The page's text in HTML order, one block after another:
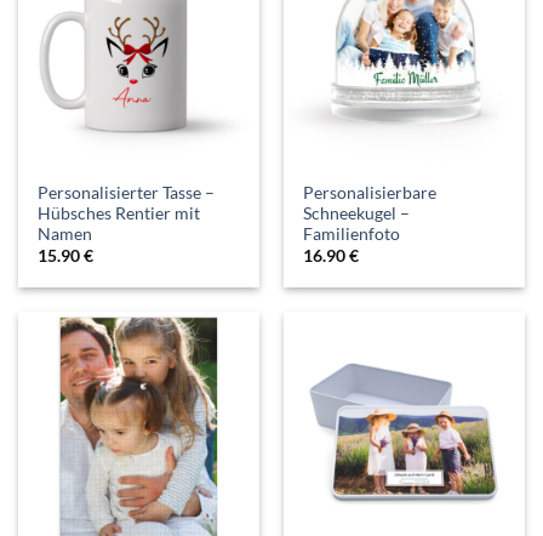
Personalisierter Tasse –
Hübsches Rentier mit
Namen
15.90€
Personalisierbare
Schneekugel –
Familienfoto
16.90€